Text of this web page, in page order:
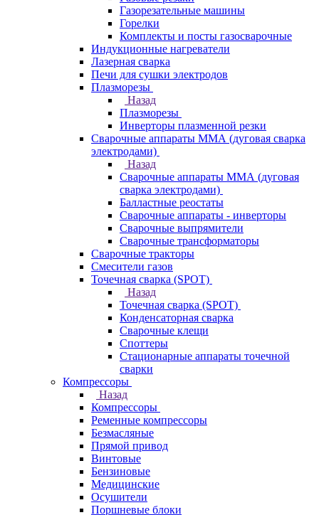
Газорезательные машины
Горелки
Комплекты и посты газосварочные
Индукционные нагреватели
Лазерная сварка
Печи для сушки электродов
Плазморезы
Назад
Плазморезы
Инверторы плазменной резки
Сварочные аппараты ММА (дуговая сварка
электродами)
Назад
Сварочные аппараты ММА (дуговая
сварка электродами)
Балластные реостаты
Сварочные аппараты - инверторы
Сварочные выпрямители
Сварочные трансформаторы
Сварочные тракторы
Смесители газов
Точечная сварка (SPOT)
Назад
Точечная сварка (SPOT)
Конденсаторная сварка
Сварочные клещи
Споттеры
Стационарные аппараты точечной
сварки
Компрессоры
Назад
Компрессоры
Ременные компрессоры
Безмасляные
Прямой привод
Винтовые
Бензиновые
Медицинские
Осушители
Поршневые блоки